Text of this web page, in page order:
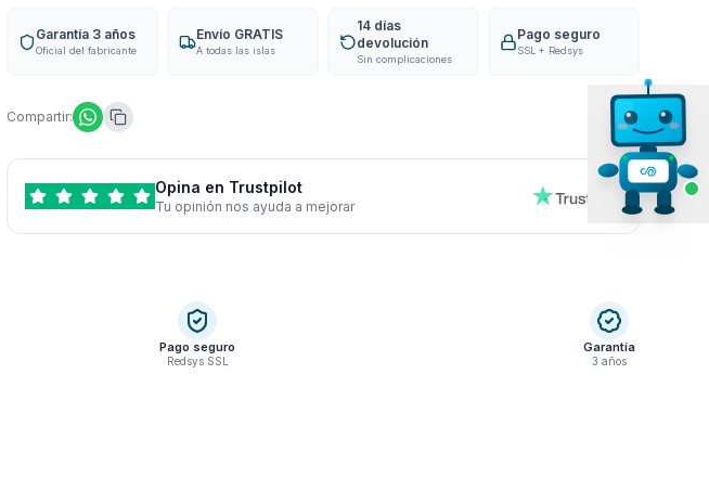
Garantía 3 años
Oficial del fabricante
Envío GRATIS
A todas las islas
14 días
devolución
Sin complicaciones
Pago seguro
SSL + Redsys
Compartir:
Opina en Trustpilot
Tu opinión nos ayuda a mejorar
Pago seguro
Redsys SSL
Garantía
3 años